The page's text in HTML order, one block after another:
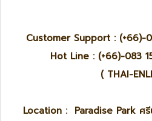
Customer Support : (+66)-
Hot Line : (+66)-083
( THAI-
Location : Paradise Park ศ